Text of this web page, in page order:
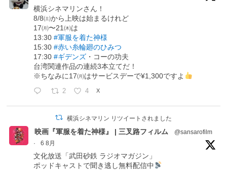
横浜シネマリンさん！
8/8㈯から上映は始まるけれど
17㈪〜21㈭は
13:30#軍服を着た神様
15:30#赤い糸輪廻のひみつ
17:30#ギデンズ ・コーの功夫
台湾関連作品の連続3本立てだ！
※ちなみに17㈪はサービスデーで¥1,300ですよ
2 4 X
横浜シネマリン リツイートされました
映画『軍服を着た神様』 | 三叉路フィルム
@sansarofilm
·
6 8月
文化放送「武田砂鉄 ラジオマガジン」
ポッドキャストで聞き逃し無料配信中